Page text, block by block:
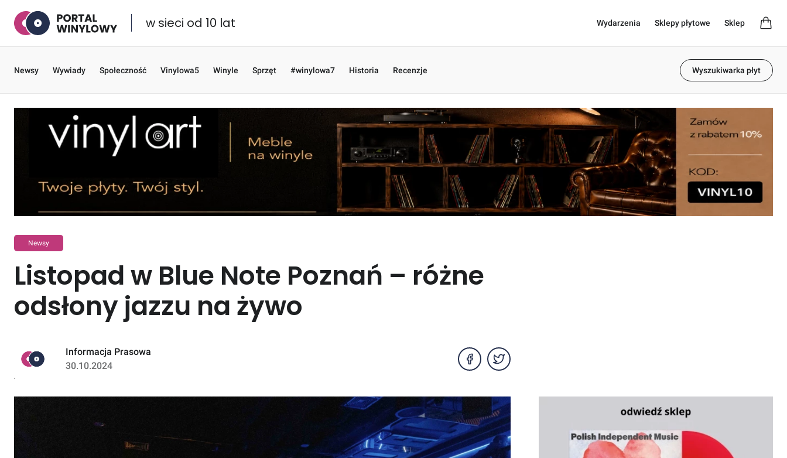
w sieci od 10 lat Wydarzenia Sklepy płytowe Sklep
Newsy Wywiady Społeczność Vinylowa5 Winyle Sprzęt #winylowa7 Historia Recenzje Wyszukiwarka płyt
Newsy
Listopad w Blue Note Poznań – różne
odsłony jazzu na żywo
Informacja Prasowa
30.10.2024